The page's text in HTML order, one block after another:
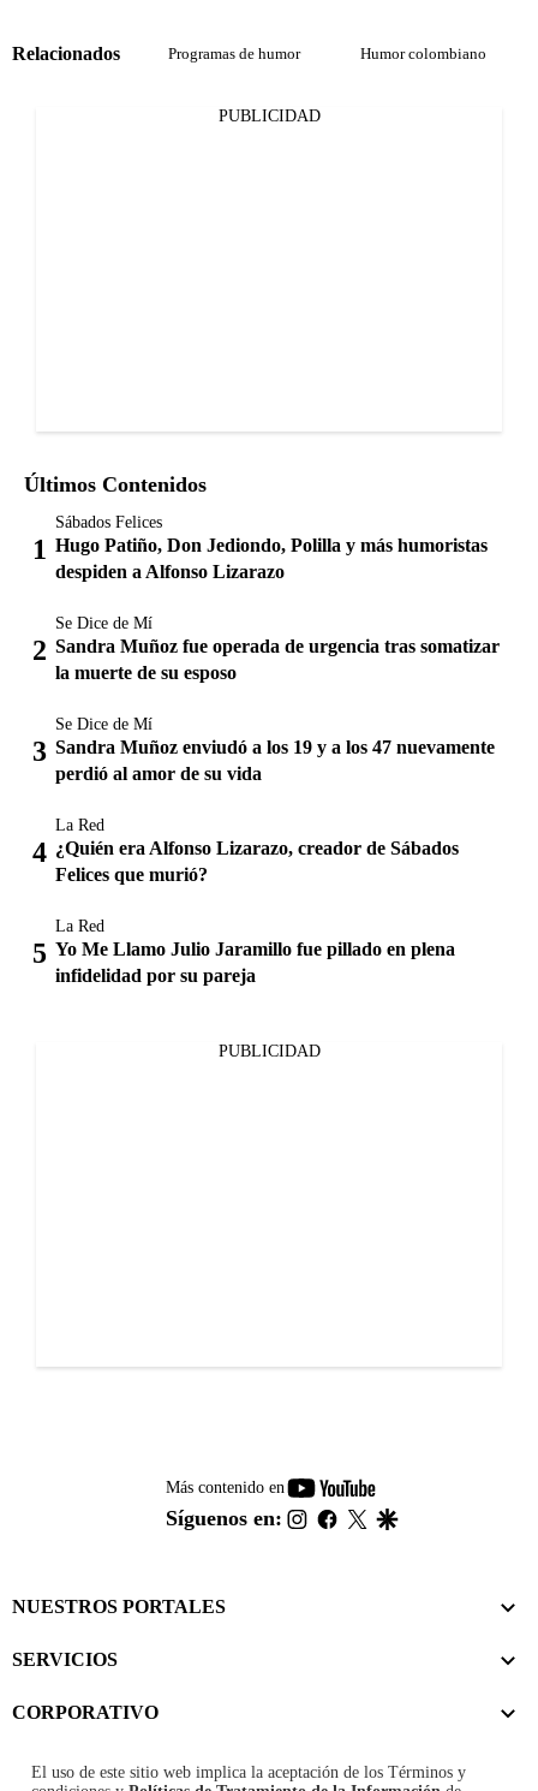
Relacionados Programas de humor Humor colombiano
PUBLICIDAD
Últimos Contenidos
Sábados Felices
Hugo Patiño, Don Jediondo, Polilla y más humoristas
despiden a Alfonso Lizarazo
Se Dice de Mí
Sandra Muñoz fue operada de urgencia tras somatizar
la muerte de su esposo
Se Dice de Mí
Sandra Muñoz enviudó a los 19 y a los 47 nuevamente
perdió al amor de su vida
La Red
¿Quién era Alfonso Lizarazo, creador de Sábados
Felices que murió?
La Red
Yo Me Llamo Julio Jaramillo fue pillado en plena
infidelidad por su pareja
PUBLICIDAD
Más contenido en
youtube-
footer
Síguenos en: instagram
facebook
twitter
NUESTROS PORTALES
SERVICIOS
CORPORATIVO
El uso de este sitio web implica la aceptación de los Términos y